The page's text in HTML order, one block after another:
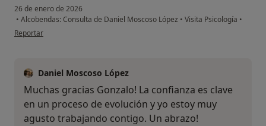
26 de enero de 2026
• Alcobendas: Consulta de Daniel Moscoso López • Visita Psicología •
en opinión del usuario Gonzalo Ruiz
Reportar
Daniel Moscoso López
Muchas gracias Gonzalo! La confianza es clave
en un proceso de evolución y yo estoy muy
agusto trabajando contigo. Un abrazo!